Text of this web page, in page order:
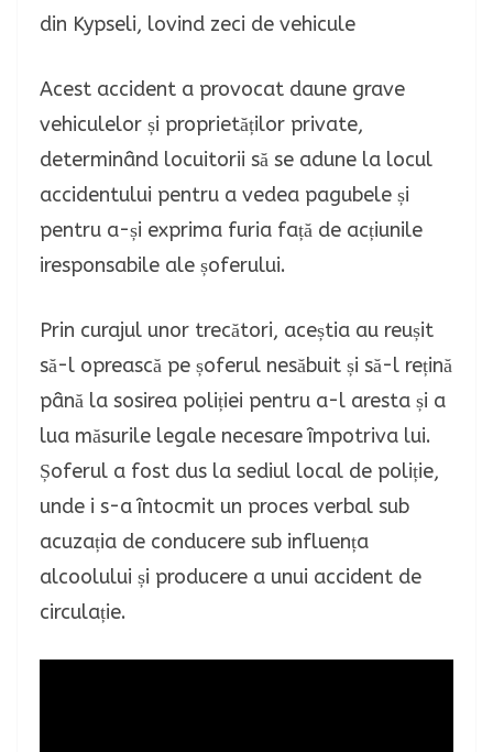
Acest accident a provocat daune grave
vehiculelor și proprietăților private,
determinând locuitorii să se adune la locul
accidentului pentru a vedea pagubele și
pentru a-și exprima furia față de acțiunile
iresponsabile ale șoferului.
Prin curajul unor trecători, aceștia au reușit
să-l oprească pe șoferul nesăbuit și să-l rețină
până la sosirea poliției pentru a-l aresta și a
lua măsurile legale necesare împotriva lui.
Șoferul a fost dus la sediul local de poliție,
unde i s-a întocmit un proces verbal sub
acuzația de conducere sub influența
alcoolului și producere a unui accident de
circulație.